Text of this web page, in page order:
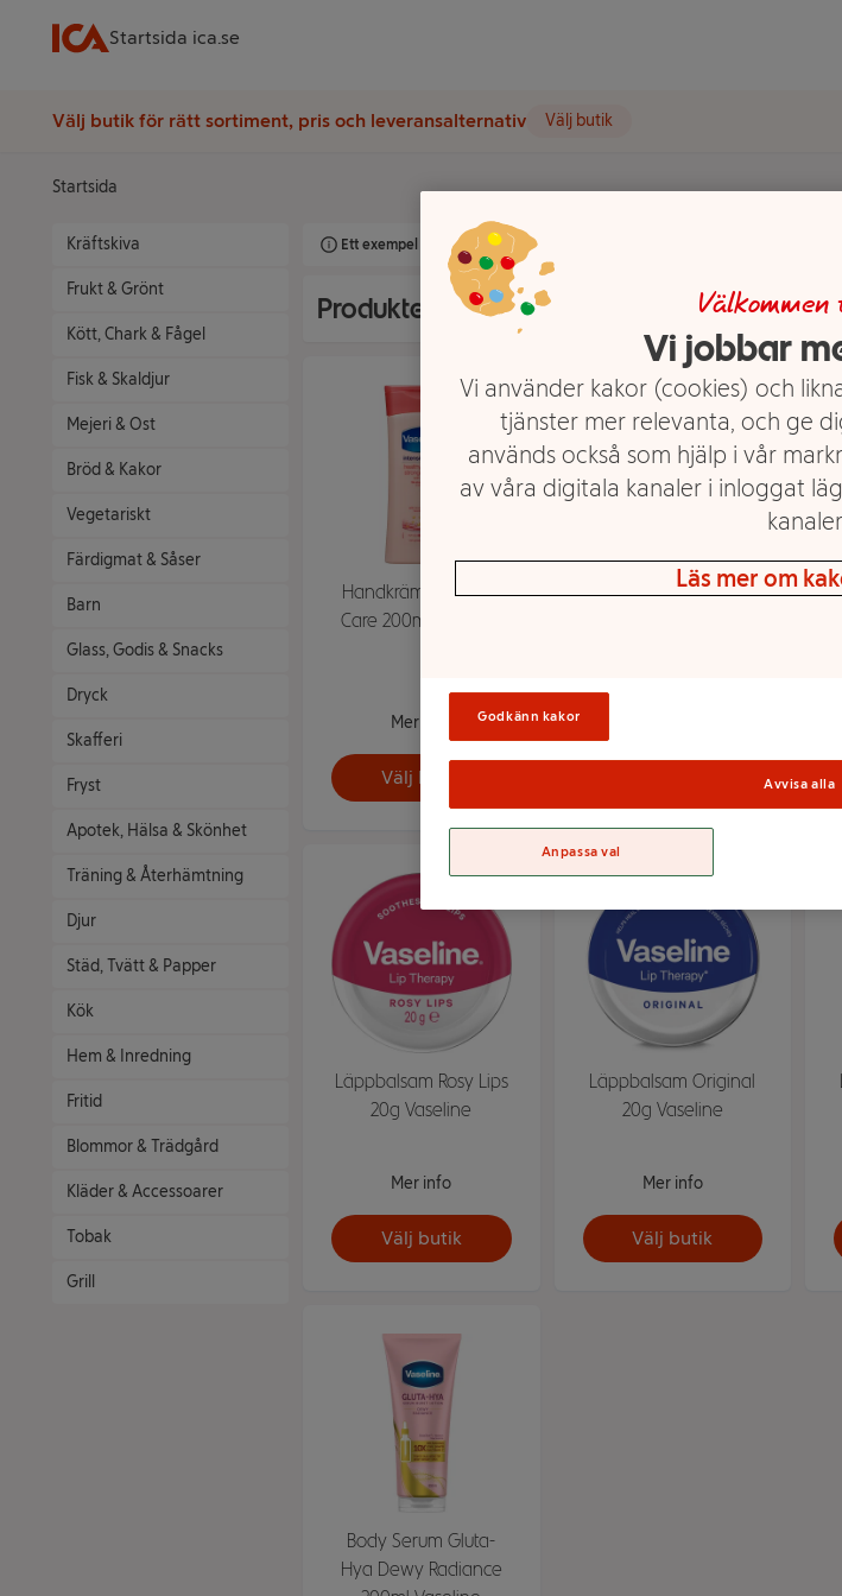
Startsida ica.se
Välj butik för rätt sortiment, pris och leveransalternativ Välj butik
Startsida
Kräftskiva
Frukt & Grönt
Kött, Chark & Fågel
Fisk & Skaldjur
Mejeri & Ost
Bröd & Kakor
Vegetariskt
Färdigmat & Såser
Barn
Glass, Godis & Snacks
Dryck
Skafferi
Fryst
Apotek, Hälsa & Skönhet
Träning & Återhämtning
Djur
Städ, Tvätt & Papper
Kök
Hem & Inredning
Fritid
Blommor & Trädgård
Kläder & Accessoarer
Tobak
Grill
Ett exempel på onlinesortiment visas.
Produkter från Vaseline
Handkräm Intensive
Care 200ml Vaseline
Mer info
Välj butik
Body Lotion Intensive
Läppbalsam Rosy Lips
20g Vaseline
Mer info
Välj butik
Läppbalsam Original
20g Vaseline
Mer info
Välj butik
Body Serum Gluta-
Hya Dewy Radiance
Välkommen
Vi jobbar
Vi använder kakor (cookies) och
tjänster mer relevanta, och ge
används också som hjälp i vår
av våra digitala kanaler i inloggat
Läs mer om
Godkänn kakor
Avvisa alla
Anpassa val